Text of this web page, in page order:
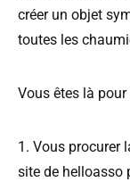
créer un objet
toutes les
Vous êtes là pour
1. Vous procurer
site de helloasso